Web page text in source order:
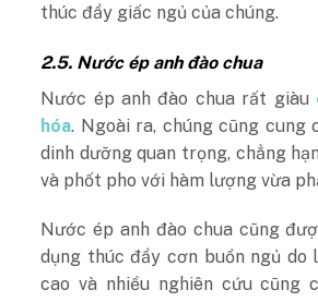
thúc đẩy giấc ngủ của chúng.
2.5. Nước ép anh đào chua
Nước ép anh đào chua rất giàu
hóa. Ngoài ra, chúng cũng cung
dinh dưỡng quan trọng, chẳng
và phốt pho với hàm lượng vừa
Nước ép anh đào chua cũng
dụng thúc đẩy cơn buồn ngủ do
cao và nhiều nghiên cứu cũng